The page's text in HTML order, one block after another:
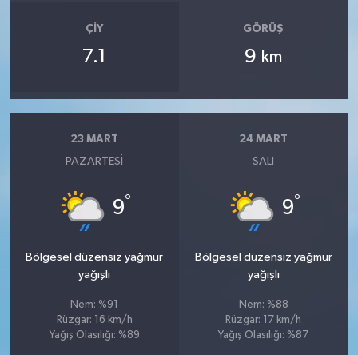
ÇIY
7.1
GÖRÜŞ
9 km
23 MART
PAZARTESI
9°
Bölgesel düzensiz yağmur
yağışlı
Nem: %91
Rüzgar: 16 km/h
Yağış Olasılığı: %89
24 MART
SALI
9°
Bölgesel düzensiz yağmur
yağışlı
Nem: %88
Rüzgar: 17 km/h
Yağış Olasılığı: %87